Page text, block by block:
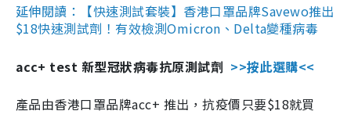
延伸閱讀：【快速測試套裝】香港口罩品牌Savewo推出
$18快速測試劑！有效檢測Omicron、Delta變種病毒
acc+ test 新型冠狀病毒抗原測試劑 >>按此選購<<
產品由香港口罩品牌acc+ 推出，抗疫價只要$18就買